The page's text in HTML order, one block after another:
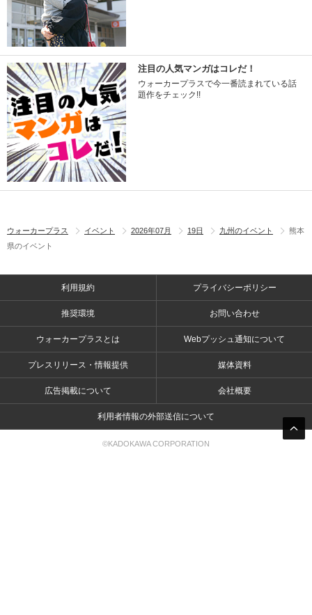
注目の人気マンガはコレだ！
ウォーカープラスで今一番読まれている話
題作をチェック!!
ウォーカープラス イベント 2026年07月 19日 九州のイベント
熊本
県のイベント
利用規約 プライバシーポリシー
推奨環境 お問い合わせ
ウォーカープラスとは Webプッシュ通知について
プレスリリース・情報提供 媒体資料
広告掲載について 会社概要
利用者情報の外部送信について
©KADOKAWA CORPORATION